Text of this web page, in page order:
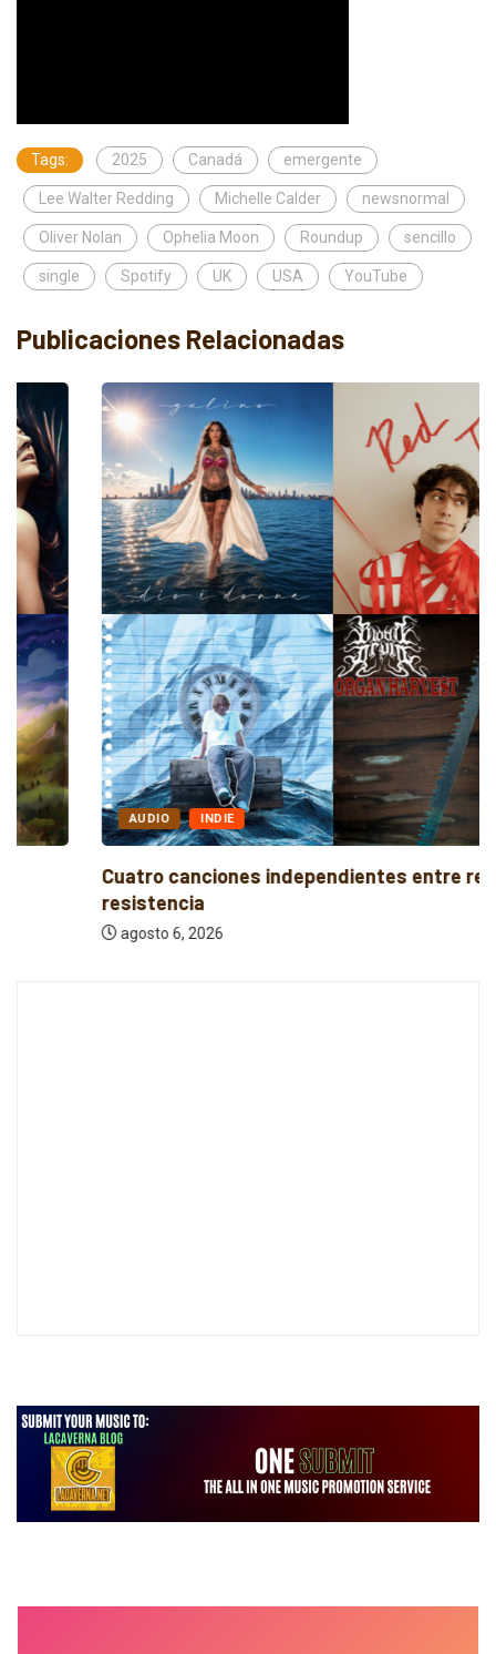
Tags: 2025 Canadá emergente
Lee Walter Redding Michelle Calder newsnormal
Oliver Nolan Ophelia Moon Roundup sencillo
single Spotify UK USA YouTube
Publicaciones Relacionadas
AUDIO INDIE
Cuatro canciones independientes entre reflexión y
resistencia
agosto 6, 2026